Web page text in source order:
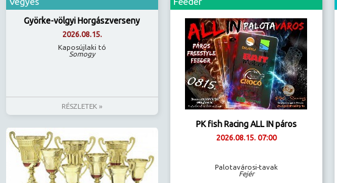
Györke-völgyi Horgászverseny
2026.08.15.
Kaposújlaki tó
Somogy
RÉSZLETEK »
PK fish Racing ALL IN páros
2026.08.15. 07:00
Palotavárosi-tavak
Fejér